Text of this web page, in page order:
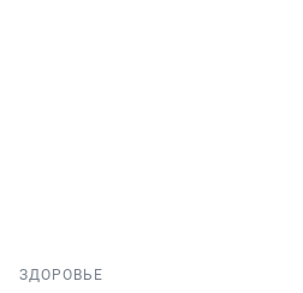
ЗДОРОВЬЕ